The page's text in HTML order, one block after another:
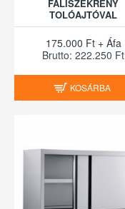
FALISZEKRÉNY
TOLÓAJTÓVAL
175.000 Ft + Áfa
Brutto: 222.250 Ft
KOSÁRBA